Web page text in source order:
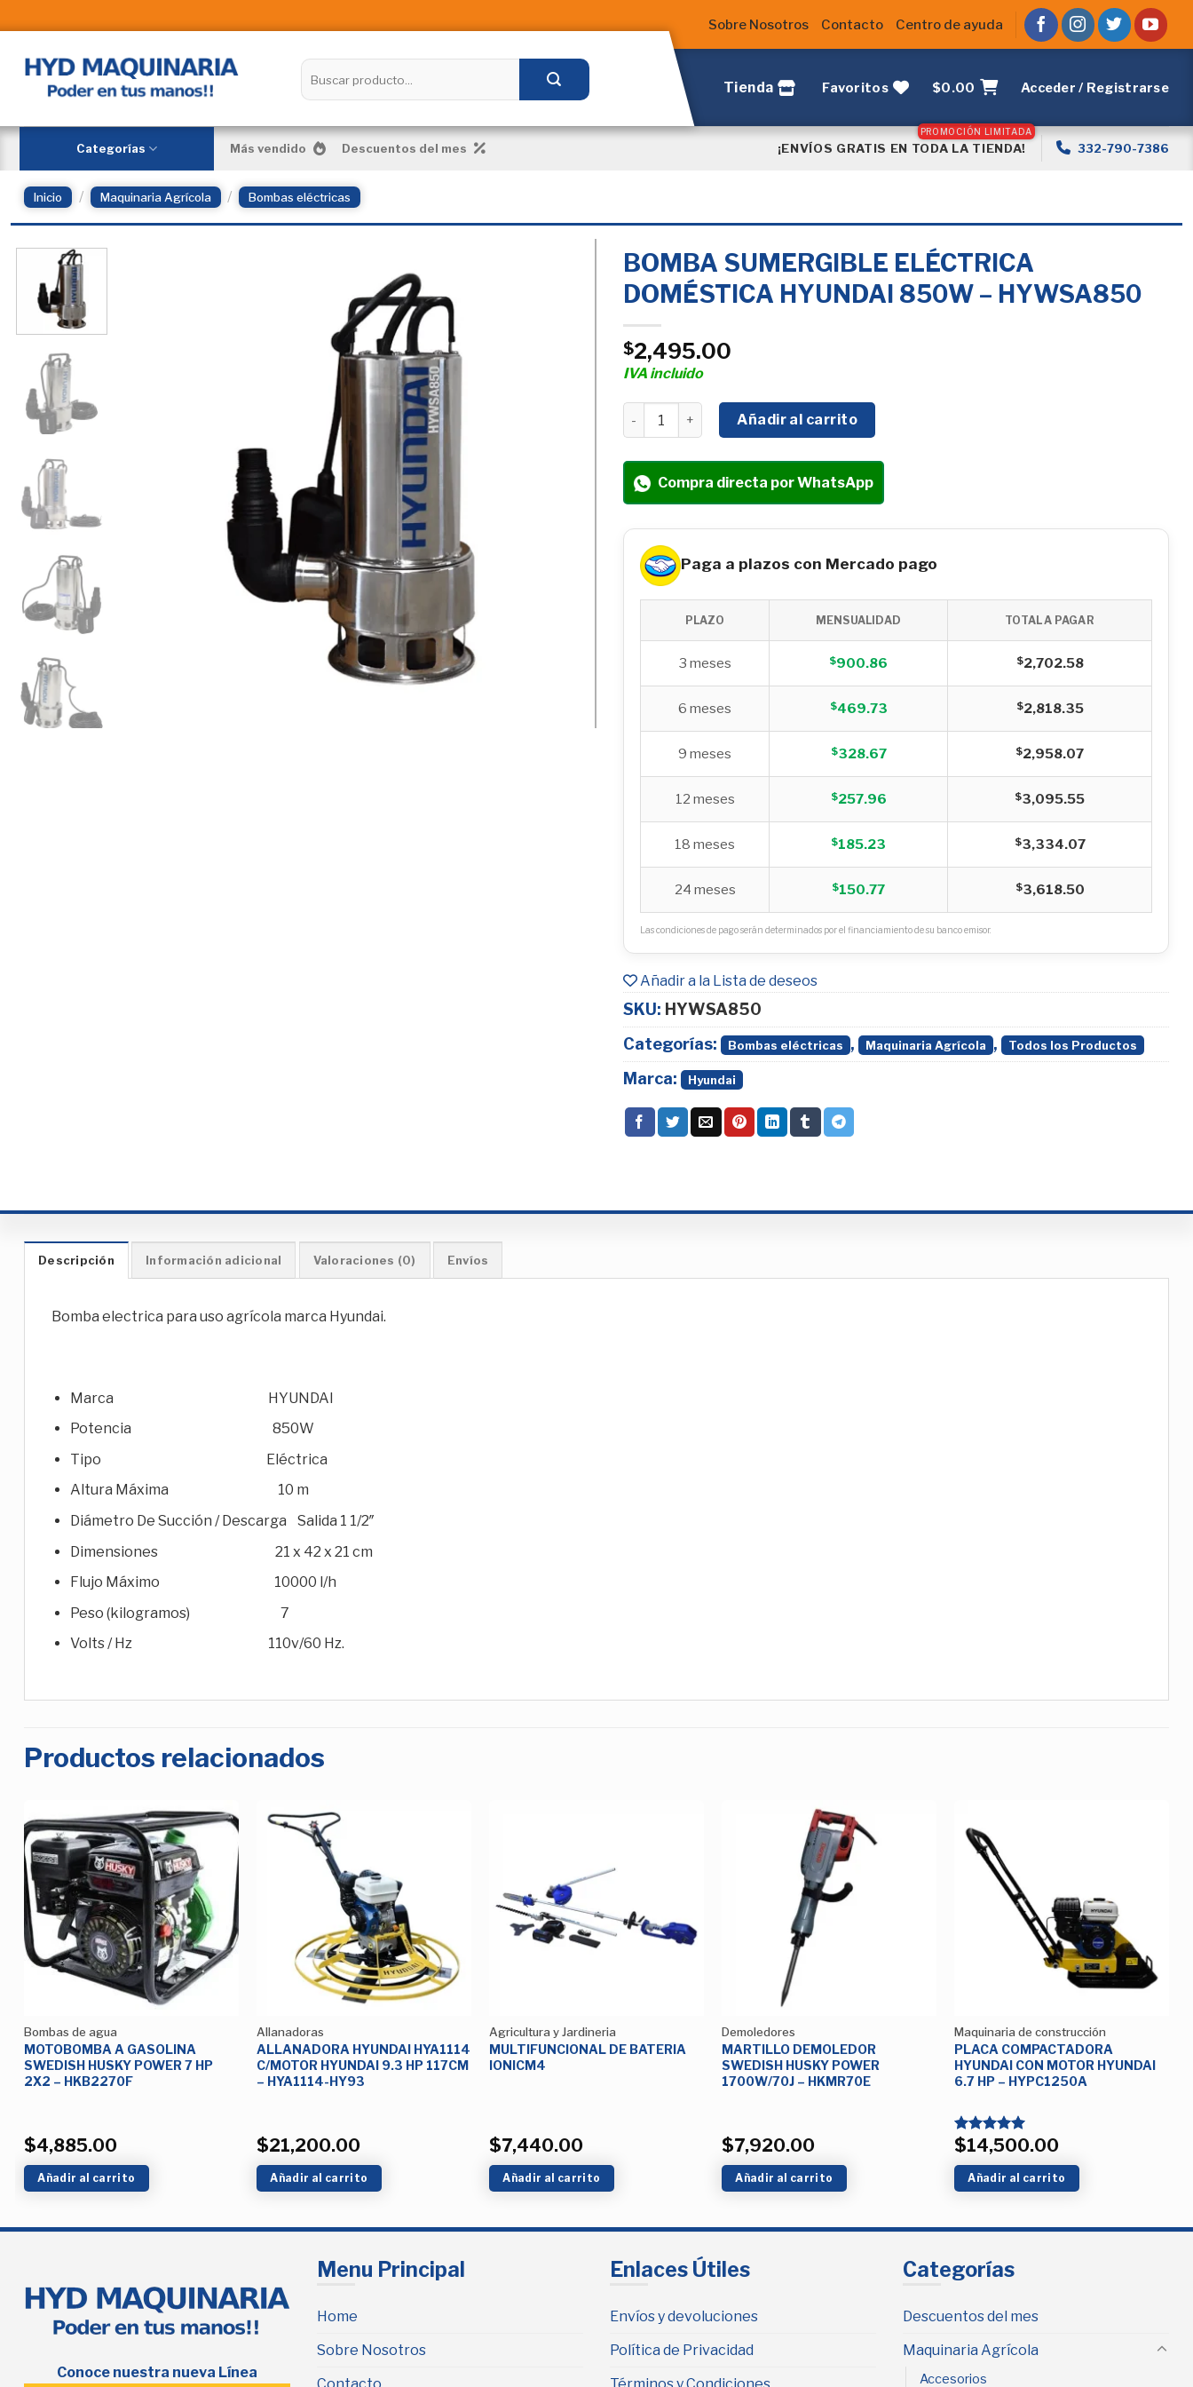
to
content
Sobre Nosotros Contacto Centro de ayuda
Buscar
por:
Tienda Favoritos $0.00 Acceder / Registrarse
Categorías Más vendido Descuentos del mes ¡ENVÍOS GRATIS EN TODA LA TIENDA! 332-790-7386
Inicio / Maquinaria Agrícola / Bombas eléctricas
BOMBA SUMERGIBLE ELÉCTRICA
DOMÉSTICA HYUNDAI 850W – HYWSA850
$2,495.00
IVA incluido
BOMBA SUMERGIBLE ELÉCTRICA DOMÉSTICA HYUNDAI 850W - HYWSA850 cantidad
Añadir al carrito
Compra directa por WhatsApp
Paga a plazos con Mercado pago
PLAZO MENSUALIDAD TOTAL A PAGAR
3 meses $900.86 $2,702.58
6 meses $469.73 $2,818.35
9 meses $328.67 $2,958.07
12 meses $257.96 $3,095.55
18 meses $185.23 $3,334.07
24 meses $150.77 $3,618.50
Las condiciones de pago serán determinados por el financiamiento de su banco emisor.
Añadir a la Lista de deseos
SKU: HYWSA850
Categorías:
Bombas eléctricas , Maquinaria Agrícola , Todos los Productos
Marca: Hyundai
Descripción Información adicional Valoraciones (0) Envíos
Bomba electrica para uso agrícola marca Hyundai.
Marca HYUNDAI
Potencia 850W
Tipo Eléctrica
Altura Máxima 10 m
Diámetro De Succión / Descarga Salida 1 1/2″
Dimensiones 21 x 42 x 21 cm
Flujo Máximo 10000 l/h
Peso (kilogramos) 7
Volts / Hz 110v/60 Hz.
Productos relacionados
Añadir
a la
Lista de
deseos
Bombas de agua
MOTOBOMBA A GASOLINA
SWEDISH HUSKY POWER 7 HP
2X2 – HKB2270F
$4,885.00
Añadir al carrito
Allanadoras
ALLANADORA HYUNDAI HYA1114
C/MOTOR HYUNDAI 9.3 HP 117CM
– HYA1114-HY93
$21,200.00
Añadir al carrito
Agricultura y Jardineria
MULTIFUNCIONAL DE BATERIA
IONICM4
$7,440.00
Añadir al carrito
Demoledores
MARTILLO DEMOLEDOR
SWEDISH HUSKY POWER
1700W/70J – HKMR70E
$7,920.00
Añadir al carrito
Maquinaria de construcción
PLACA COMPACTADORA
HYUNDAI CON MOTOR HYUNDAI
6.7 HP – HYPC1250A
Valorado
5.00
de 5
$14,500.00
Añadir al carrito
Conoce nuestra nueva Línea
Menu Principal
Home
Sobre Nosotros
Contacto
Enlaces Útiles
Envíos y devoluciones
Política de Privacidad
Términos y Condiciones
Categorías
Descuentos del mes
Maquinaria Agrícola
Accesorios